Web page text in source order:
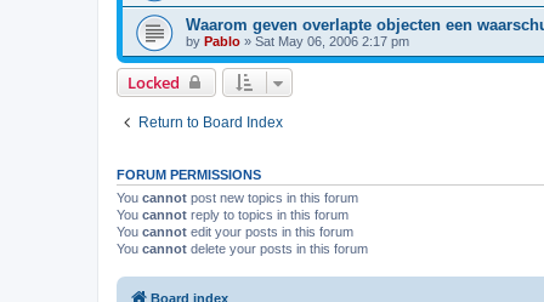
Waarom geven overlapte objecten een
by Pablo » Sat May 06, 2006 2:17 pm
Locked
Return to Board Index
FORUM PERMISSIONS
You cannot post new topics in this forum
You cannot reply to topics in this forum
You cannot edit your posts in this forum
You cannot delete your posts in this forum
Board index